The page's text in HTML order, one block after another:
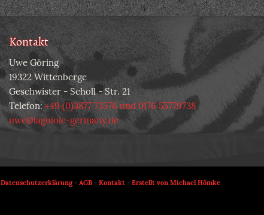
Kontakt
Uwe Göring
19322 Wittenberge
Geschwister - Scholl - Str. 21
Telefon:+49 (0)3877 73576 und 0176 55779738
uwe@laguiole-germany.de
Datenschutzerklärung- AGB - Kontakt - Erstellt von Michael Hömke